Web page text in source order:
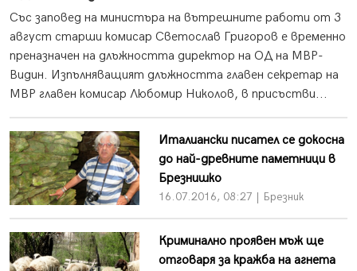
Със заповед на министъра на вътрешните работи от 3
август старши комисар Светослав Григоров е временно
преназначен на длъжността директор на ОД на МВР-
Видин. Изпълняващият длъжността главен секретар на
МВР главен комисар Любомир Николов, в присъстви...
Италиански писател се докосна
до най-древните паметници в
Брезнишко
16.07.2016, 08:27 | Брезник
Криминално проявен мъж ще
отговаря за кражба на агнета